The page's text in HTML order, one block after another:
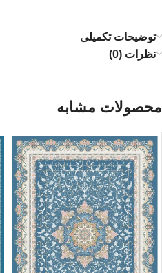
توضیحات تکمیلی
نظرات (0)
محصولات مشابه